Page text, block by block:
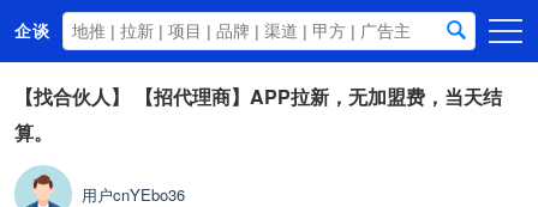
企谈
首页
商务资源
资讯动态
【找合伙人】
【招代理商】APP拉新，无加盟费，当天结
算。
用户cnYEbo36